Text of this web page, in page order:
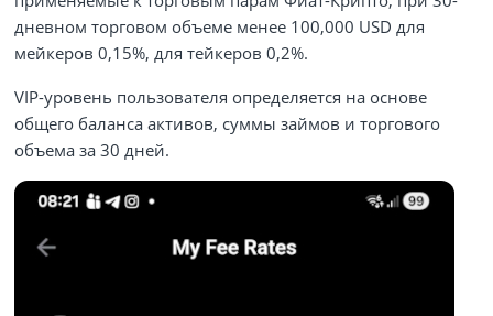
дневном торговом объеме менее 100,000 USD для
мейкеров 0,15%, для тейкеров 0,2%.
VIP-уровень пользователя определяется на основе
общего баланса активов, суммы займов и торгового
объема за 30 дней.